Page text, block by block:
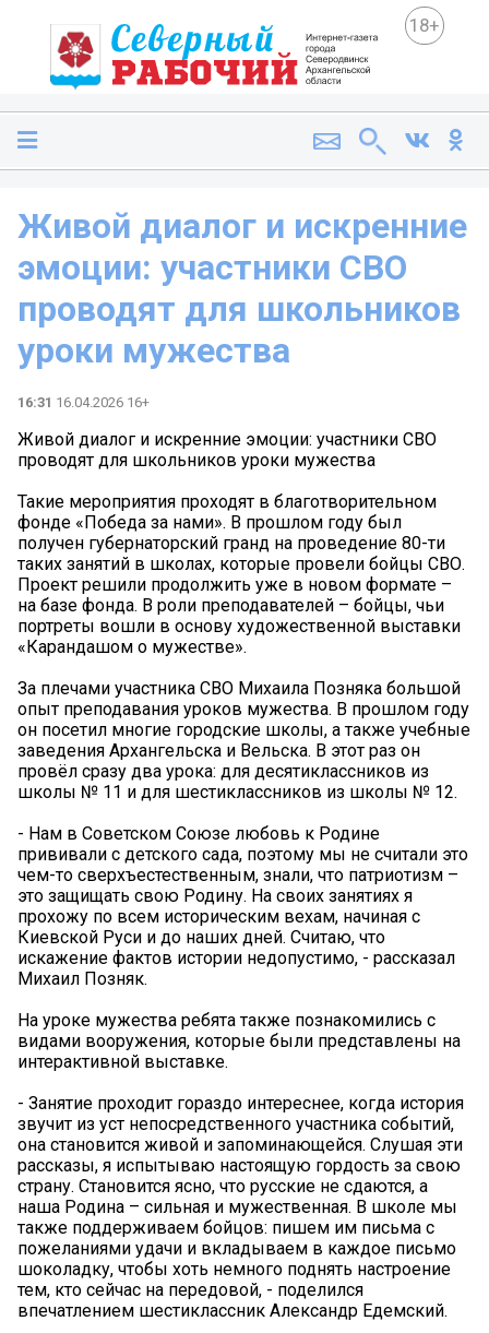
18+
Живой диалог и искренние
эмоции: участники СВО
проводят для школьников
уроки мужества
16:31 16.04.2026 16+
Живой диалог и искренние эмоции: участники СВО
проводят для школьников уроки мужества
Такие мероприятия проходят в благотворительном
фонде «Победа за нами». В прошлом году был
получен губернаторский гранд на проведение 80-ти
таких занятий в школах, которые провели бойцы СВО.
Проект решили продолжить уже в новом формате –
на базе фонда. В роли преподавателей – бойцы, чьи
портреты вошли в основу художественной выставки
«Карандашом о мужестве».
За плечами участника СВО Михаила Позняка большой
опыт преподавания уроков мужества. В прошлом году
он посетил многие городские школы, а также учебные
заведения Архангельска и Вельска. В этот раз он
провёл сразу два урока: для десятиклассников из
школы № 11 и для шестиклассников из школы № 12.
- Нам в Советском Союзе любовь к Родине
прививали с детского сада, поэтому мы не считали это
чем-то сверхъестественным, знали, что патриотизм –
это защищать свою Родину. На своих занятиях я
прохожу по всем историческим вехам, начиная с
Киевской Руси и до наших дней. Считаю, что
искажение фактов истории недопустимо, - рассказал
Михаил Позняк.
На уроке мужества ребята также познакомились с
видами вооружения, которые были представлены на
интерактивной выставке.
- Занятие проходит гораздо интереснее, когда история
звучит из уст непосредственного участника событий,
она становится живой и запоминающейся. Слушая эти
рассказы, я испытываю настоящую гордость за свою
страну. Становится ясно, что русские не сдаются, а
наша Родина – сильная и мужественная. В школе мы
также поддерживаем бойцов: пишем им письма с
пожеланиями удачи и вкладываем в каждое письмо
шоколадку, чтобы хоть немного поднять настроение
тем, кто сейчас на передовой, - поделился
впечатлением шестиклассник Александр Едемский.